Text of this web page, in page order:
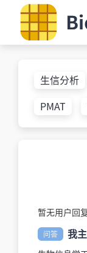
生信分析
PMAT
暂无用户回
问答 我